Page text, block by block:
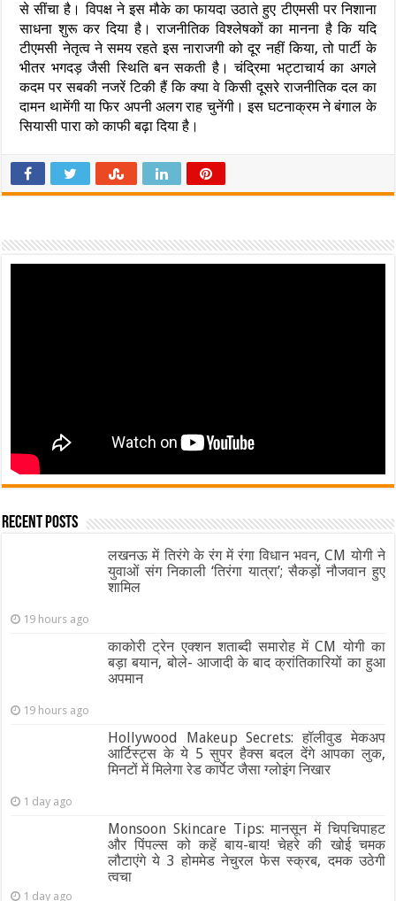
से सींचा है। विपक्ष ने इस मौके का फायदा उठाते हुए टीएमसी पर निशाना
साधना शुरू कर दिया है। राजनीतिक विश्लेषकों का मानना है कि यदि
टीएमसी नेतृत्व ने समय रहते इस नाराजगी को दूर नहीं किया, तो पार्टी के
भीतर भगदड़ जैसी स्थिति बन सकती है। चंद्रिमा भट्टाचार्य का अगले
कदम पर सबकी नजरें टिकी हैं कि क्या वे किसी दूसरे राजनीतिक दल का
दामन थामेंगी या फिर अपनी अलग राह चुनेंगी। इस घटनाक्रम ने बंगाल के
सियासी पारा को काफी बढ़ा दिया है।
Recent Posts
लखनऊ में तिरंगे के रंग में रंगा विधान भवन, CM योगी ने
युवाओं संग निकाली ‘तिरंगा यात्रा’; सैकड़ों नौजवान हुए
शामिल
19 hours ago
काकोरी ट्रेन एक्शन शताब्दी समारोह में CM योगी का
बड़ा बयान, बोले- आजादी के बाद क्रांतिकारियों का हुआ
अपमान
19 hours ago
Hollywood Makeup Secrets: हॉलीवुड मेकअप
आर्टिस्ट्स के ये 5 सुपर हैक्स बदल देंगे आपका लुक,
मिनटों में मिलेगा रेड कार्पेट जैसा ग्‍लोइंग निखार
1 day ago
Monsoon Skincare Tips: मानसून में चिपचिपाहट
और पिंपल्स को कहें बाय-बाय! चेहरे की खोई चमक
लौटाएंगे ये 3 होममेड नेचुरल फेस स्क्रब, दमक उठेगी
त्वचा
1 day ago